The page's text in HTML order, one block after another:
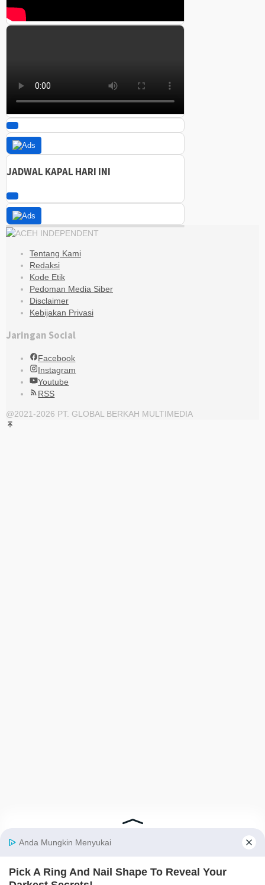
JADWAL KAPAL HARI INI
Tentang Kami
Redaksi
Kode Etik
Pedoman Media Siber
Disclaimer
Kebijakan Privasi
Jaringan Social
Facebook
Instagram
Youtube
RSS
@2021-2026 PT. GLOBAL BERKAH MULTIMEDIA